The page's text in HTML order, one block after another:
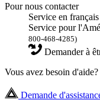
Pour nous contacter
Service en
Service pour
800-468-4285)
Demander à
Vous avez besoin d'aide?
Demande